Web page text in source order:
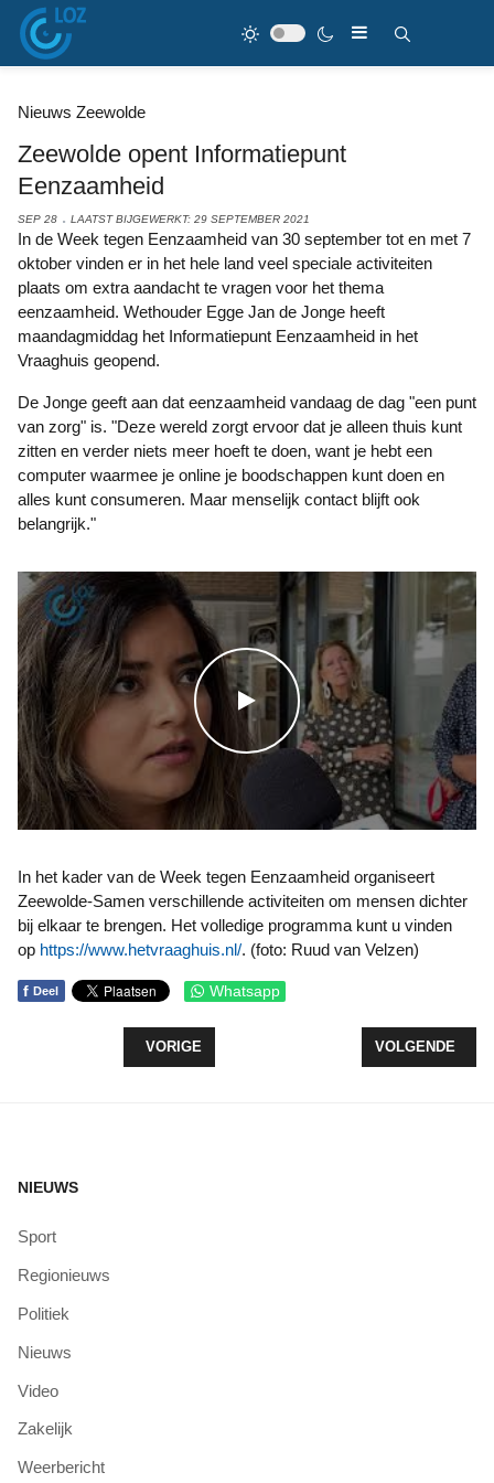
Nieuws Zeewolde
Zeewolde opent Informatiepunt
Eenzaamheid
SEP 28 LAATST BIJGEWERKT: 29 SEPTEMBER 2021
In de Week tegen Eenzaamheid van 30 september tot en met 7
oktober vinden er in het hele land veel speciale activiteiten
plaats om extra aandacht te vragen voor het thema
eenzaamheid. Wethouder Egge Jan de Jonge heeft
maandagmiddag het Informatiepunt Eenzaamheid in het
Vraaghuis geopend.
De Jonge geeft aan dat eenzaamheid vandaag de dag "een punt
van zorg" is. "Deze wereld zorgt ervoor dat je alleen thuis kunt
zitten en verder niets meer hoeft te doen, want je hebt een
computer waarmee je online je boodschappen kunt doen en
alles kunt consumeren. Maar menselijk contact blijft ook
belangrijk."
WATCH THE VIDEO
In het kader van de Week tegen Eenzaamheid organiseert
Zeewolde-Samen verschillende activiteiten om mensen dichter
bij elkaar te brengen. Het volledige programma kunt u vinden
op https://www.hetvraaghuis.nl/. (foto: Ruud van Velzen)
f Deel Whatsapp
VORIG ARTIKEL: BESPREKING DATACENTER
VORIGE VOLGENDE
VOLGENDE
NIEUWS
Sport
Regionieuws
Politiek
Nieuws
Video
Zakelijk
Weerbericht